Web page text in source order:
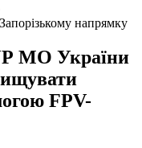
напрямку
МО України
FPV-